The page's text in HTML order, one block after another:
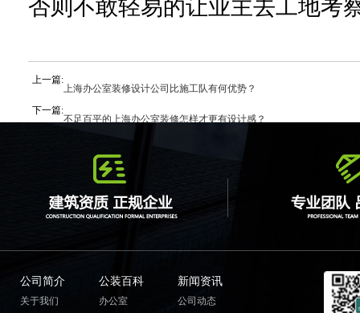
否则不敢轻易的让业主去工地考
上一篇:上海办公室装修设计公司比施工队有何优势？
下一篇:不足百平的上海办公室装修怎样才更有设计感？
公司简介
关于我们
公装百科
办公室
新闻资讯
公司动态